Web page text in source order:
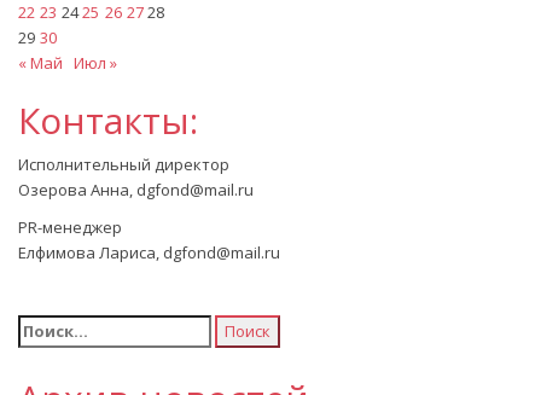
22 23 2425 26 2728
29 30
« Май Июл »
Контакты:
Исполнительный директор
Озерова Анна, dgfond@mail.ru
PR-менеджер
Елфимова Лариса, dgfond@mail.ru
Найти: